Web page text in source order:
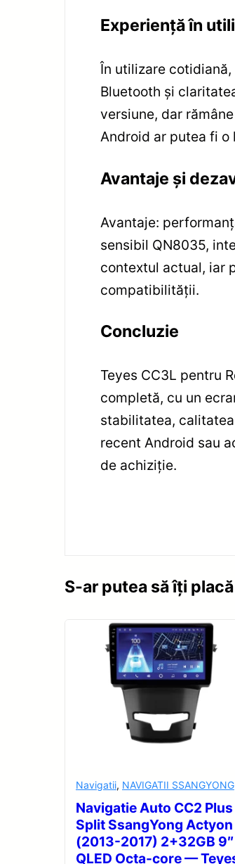
Experienţă în
În utilizare
Bluetooth şi
versiune, dar
Android ar putea fi o
Avantaje şi
Avantaje:
sensibil QN8035,
contextul actual, iar
compatibilităţii.
Concluzie
Teyes CC3L pentru
completă, cu un
stabilitatea,
recent Android sau
de achiziţie.
S-ar putea să îți
Navigatii, NAVIGATII SSANGYONG
Navigatie Auto CC2 Plus
Split SsangYong Actyon
(2013-2017) 2+32GB 9″
QLED Octa-core —